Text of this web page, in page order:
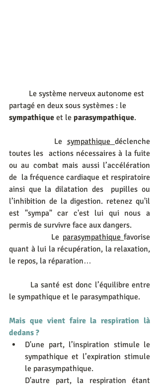
partagé en deux sous systèmes : le
sympathique et le parasympathique.
		Le
sympathique déclenche
toutes les  actions nécessaires à la fuite
ou au combat mais aussi l’accélération
de  la fréquence cardiaque et respiratoire
ainsi que la dilatation des  pupilles ou
l’inhibition de la digestion. retenez qu'il
est "sympa" car c'est lui qui nous a
permis de survivre face aux dangers.
		Le
parasympathique favorise
quant à lui la récupération, la relaxation,
le repos, la réparation…
le sympathique et le parasympathique.
Mais que vient faire la respiration là
dedans ?
D'une part, l’inspiration stimule le
sympathique et l’expiration stimule
le parasympathique.
D'autre part, la respiration étant